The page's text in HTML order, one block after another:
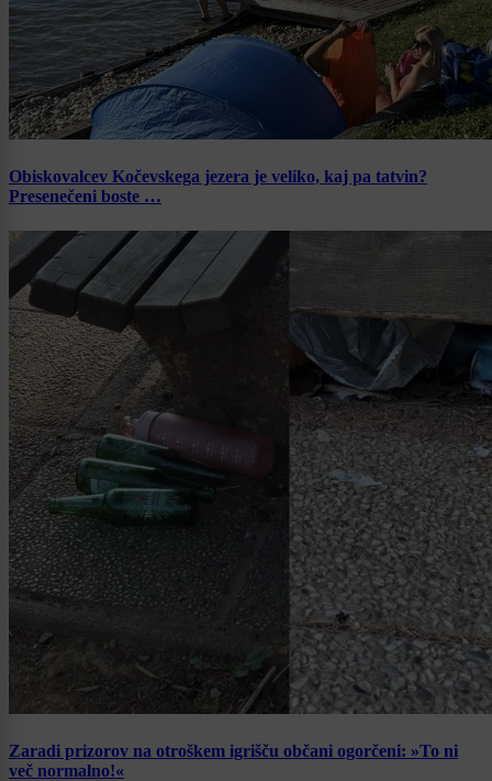
Obiskovalcev Kočevskega jezera je veliko, kaj pa tatvin?
Presenečeni boste …
Zaradi prizorov na otroškem igrišču občani ogorčeni: »To ni
več normalno!«